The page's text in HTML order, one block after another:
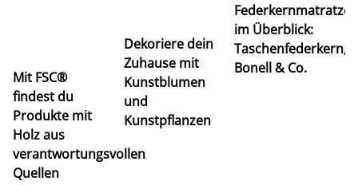
Mit FSC®
findest du
Produkte mit
Holz aus
verantwortungsvollen
Quellen
Dekoriere dein
Zuhause mit
Kunstblumen
und
Kunstpflanzen
im Überblick:
Taschenfederkern,
Bonell & Co.